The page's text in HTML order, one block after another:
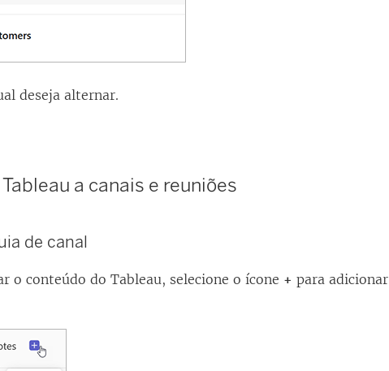
deseja alternar.
a canais e reuniões
de canal
o conteúdo do Tableau, selecione o ícone + para adicionar